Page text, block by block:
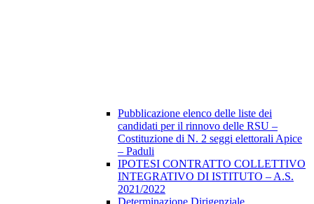
Pubblicazione elenco delle liste dei
candidati per il rinnovo delle RSU –
Costituzione di N. 2 seggi elettorali Apice
– Paduli
IPOTESI CONTRATTO COLLETTIVO
INTEGRATIVO DI ISTITUTO – A.S.
2021/2022